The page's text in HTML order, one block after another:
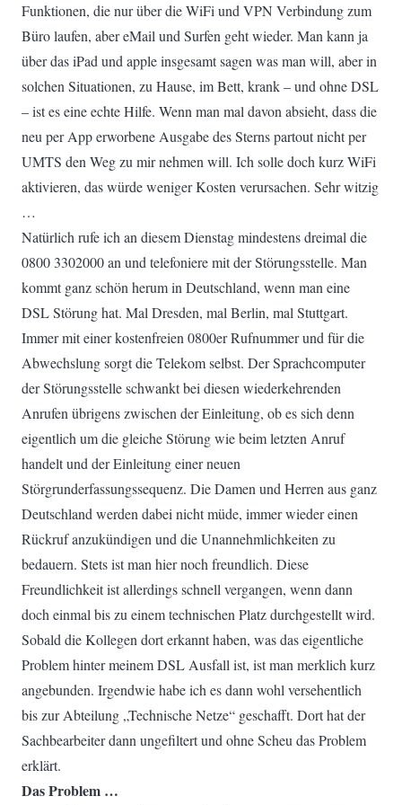
Funktionen, die nur über die WiFi und VPN Verbindung zum
Büro laufen, aber eMail und Surfen geht wieder. Man kann ja
über das iPad und apple insgesamt sagen was man will, aber in
solchen Situationen, zu Hause, im Bett, krank – und ohne DSL
– ist es eine echte Hilfe. Wenn man mal davon absieht, dass die
neu per App erworbene Ausgabe des Sterns partout nicht per
UMTS den Weg zu mir nehmen will. Ich solle doch kurz WiFi
aktivieren, das würde weniger Kosten verursachen. Sehr witzig
…
Natürlich rufe ich an diesem Dienstag mindestens dreimal die
0800 3302000 an und telefoniere mit der Störungsstelle. Man
kommt ganz schön herum in Deutschland, wenn man eine
DSL Störung hat. Mal Dresden, mal Berlin, mal Stuttgart.
Immer mit einer kostenfreien 0800er Rufnummer und für die
Abwechslung sorgt die Telekom selbst. Der Sprachcomputer
der Störungsstelle schwankt bei diesen wiederkehrenden
Anrufen übrigens zwischen der Einleitung, ob es sich denn
eigentlich um die gleiche Störung wie beim letzten Anruf
handelt und der Einleitung einer neuen
Störgrunderfassungssequenz. Die Damen und Herren aus ganz
Deutschland werden dabei nicht müde, immer wieder einen
Rückruf anzukündigen und die Unannehmlichkeiten zu
bedauern. Stets ist man hier noch freundlich. Diese
Freundlichkeit ist allerdings schnell vergangen, wenn dann
doch einmal bis zu einem technischen Platz durchgestellt wird.
Sobald die Kollegen dort erkannt haben, was das eigentliche
Problem hinter meinem DSL Ausfall ist, ist man merklich kurz
angebunden. Irgendwie habe ich es dann wohl versehentlich
bis zur Abteilung „Technische Netze“ geschafft. Dort hat der
Sachbearbeiter dann ungefiltert und ohne Scheu das Problem
erklärt.
Das Problem …